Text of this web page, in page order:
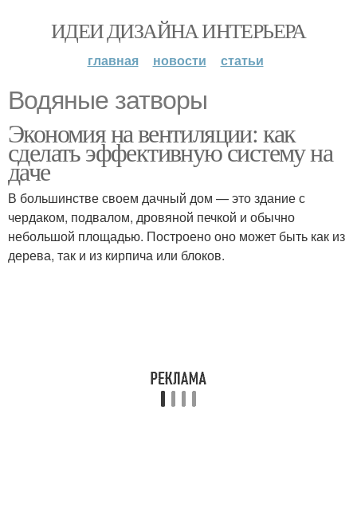
ИДЕИ ДИЗАЙНА ИНТЕРЬЕРА
главная новости статьи
Водяные затворы
Экономия на вентиляции: как
сделать эффективную систему на
даче
В большинстве своем дачный дом — это здание с
чердаком, подвалом, дровяной печкой и обычно
небольшой площадью. Построено оно может быть как из
дерева, так и из кирпича или блоков.